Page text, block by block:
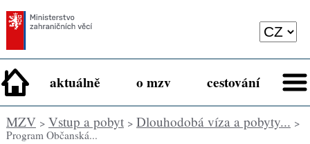
aktuálně o mzv cestování
MZV> Vstup a pobyt> Dlouhodobá víza a pobyty... >
Program Občanská...